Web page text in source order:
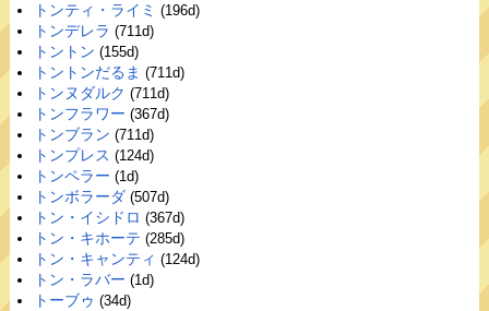
トンティ・ライミ (196d)
トンデレラ (711d)
トントン (155d)
トントンだるま (711d)
トンヌダルク (711d)
トンフラワー (367d)
トンブラン (711d)
トンプレス (124d)
トンペラー (1d)
トンボラーダ(507d)
トン・イシドロ (367d)
トン・キホーテ (285d)
トン・キャンティ (124d)
トン・ラバー (1d)
トーブゥ (34d)